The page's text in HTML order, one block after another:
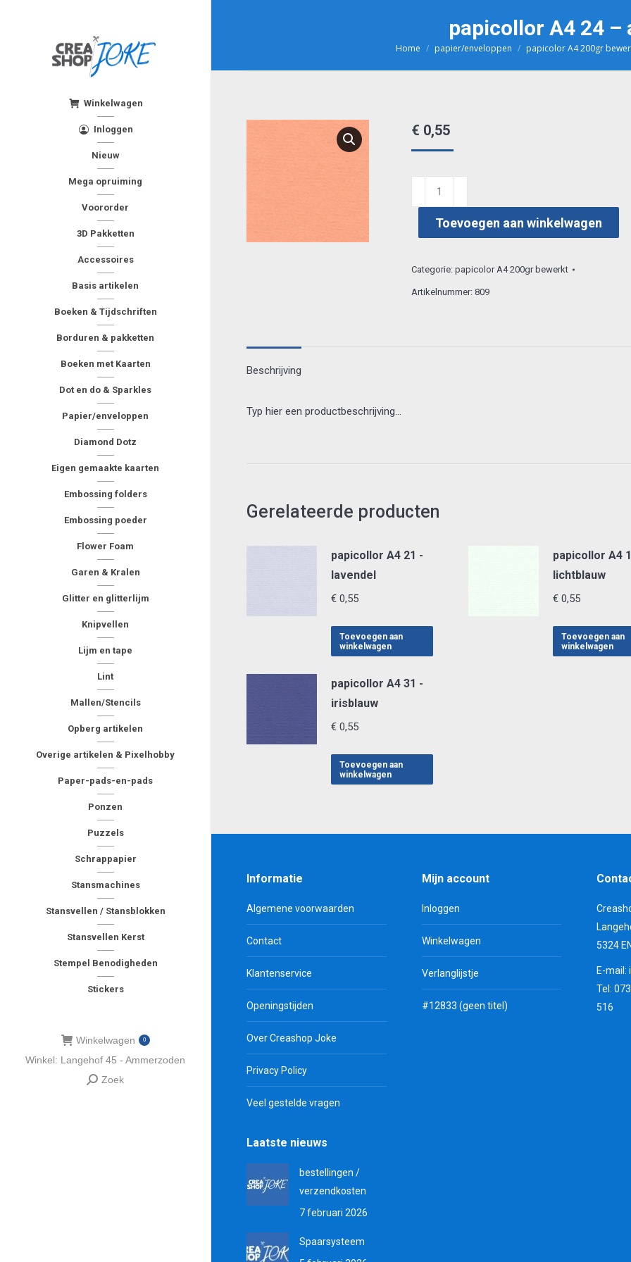
Winkelwagen
Inloggen
Nieuw
Mega opruiming
Voororder
3D Pakketten
Accessoires
Basis artikelen
Boeken & Tijdschriften
Borduren & pakketten
Boeken met Kaarten
Dot en do & Sparkles
Papier/enveloppen
Diamond Dotz
Eigen gemaakte kaarten
Embossing folders
Embossing poeder
Flower Foam
Garen & Kralen
Glitter en glitterlijm
Knipvellen
Lijm en tape
Lint
Mallen/Stencils
Opberg artikelen
Overige artikelen & Pixelhobby
Paper-pads-en-pads
Ponzen
Puzzels
Schrappapier
Stansmachines
Stansvellen / Stansblokken
Stansvellen Kerst
Stempel Benodigheden
Stickers
Winkelwagen 0
Winkel: Langehof 45 - Ammerzoden
Zoeken:
Zoek
papicollor A4 24 –
Je bent hier:
Home papier/enveloppen papicolor A4 200gr
€ 0,55
papicollor
A4
abrikoos
Toevoegen aan winkelwagen
Categorie: papicolor A4 200gr bewerkt
Artikelnummer: 809
Beschrijving
Typ hier een productbeschrijving…
Gerelateerde producten
papicollor A4 21 -
lavendel
€ 0,55
Toevoegen aan
winkelwagen
papicollor A4
lichtblauw
€0,55
Toevoegen aan
winkelwagen
papicollor A4 31 -
irisblauw
€ 0,55
Toevoegen aan
winkelwagen
Informatie
Algemene voorwaarden
Contact
Klantenservice
Openingstijden
Over Creashop Joke
Privacy Policy
Veel gestelde vragen
Mijn account
Inloggen
Winkelwagen
Verlanglijstje
#12833 (geen titel)
5324
E-mail:
Tel:
516
Laatste nieuws
bestellingen /
verzendkosten
7 februari 2026
Spaarsysteem